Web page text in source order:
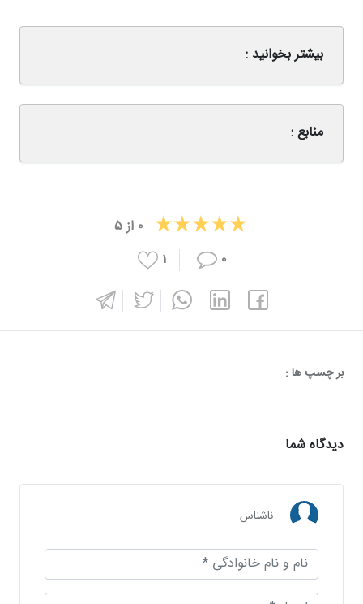
بیشتر بخوانید :
منابع :
۰ از۵
۰
۱
بر چسپ ها :
دیدگاه شما
ناشناس